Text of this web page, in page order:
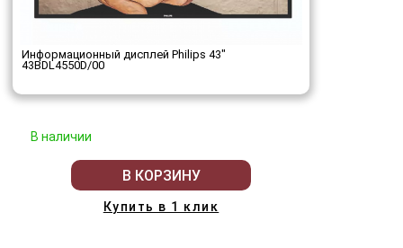
Информационный дисплей Philips 43"
43BDL4550D/00
В наличии
В КОРЗИНУ
Купить в 1 клик